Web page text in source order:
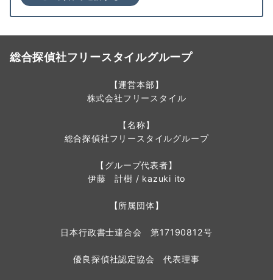
総合探偵社フリースタイルグループ
【運営本部】
株式会社フリースタイル
【名称】
総合探偵社フリースタイルグループ
【グループ代表者】
伊藤 計樹 / kazuki ito
【所属団体】
日本行政書士連合会 第17190812号
優良探偵社認定協会 代表理事